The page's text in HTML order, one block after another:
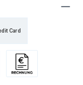
Card